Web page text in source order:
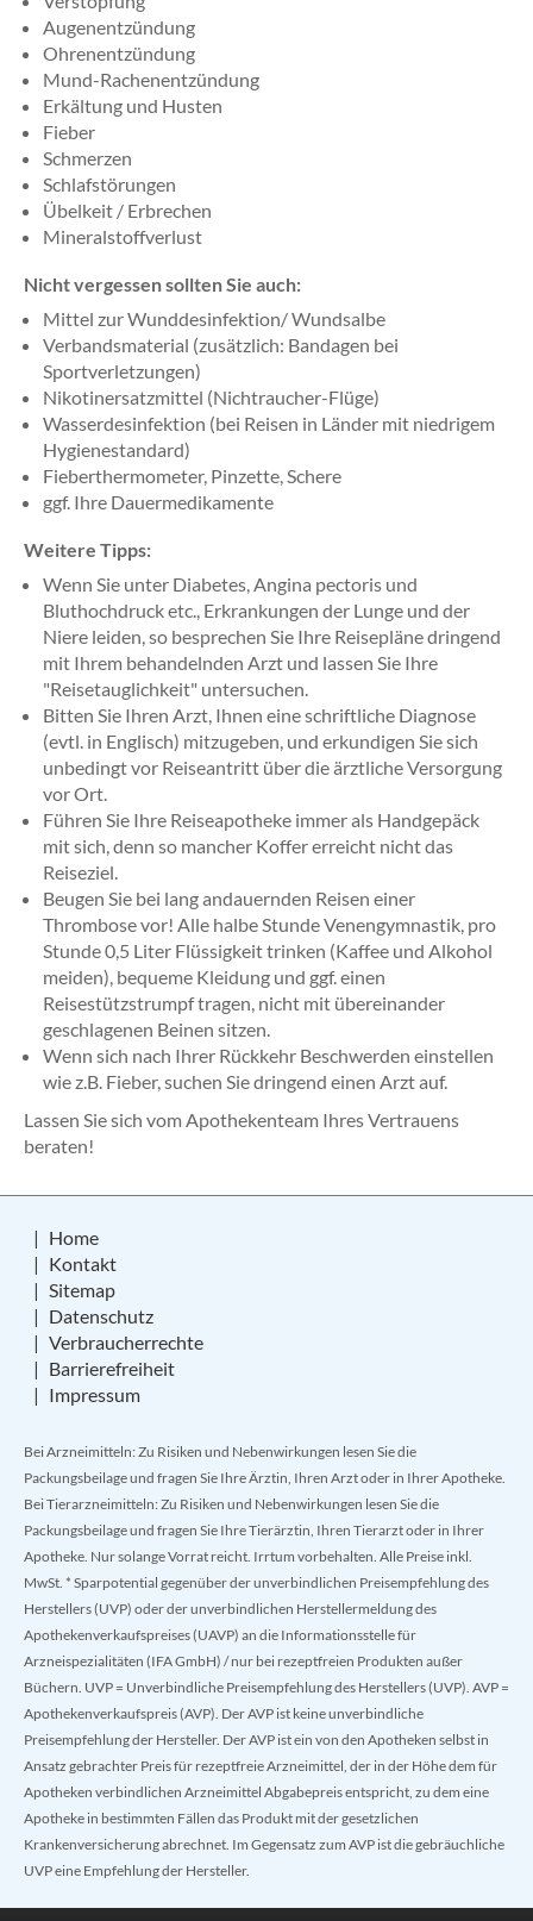
Augenentzündung
Ohrenentzündung
Mund-Rachenentzündung
Erkältung und Husten
Fieber
Schmerzen
Schlafstörungen
Übelkeit / Erbrechen
Mineralstoffverlust
Nicht vergessen sollten Sie auch:
Mittel zur Wunddesinfektion/ Wundsalbe
Verbandsmaterial (zusätzlich: Bandagen bei
Sportverletzungen)
Nikotinersatzmittel (Nichtraucher-Flüge)
Wasserdesinfektion (bei Reisen in Länder mit niedrigem
Hygienestandard)
Fieberthermometer, Pinzette, Schere
ggf. Ihre Dauermedikamente
Weitere Tipps:
Wenn Sie unter Diabetes, Angina pectoris und
Bluthochdruck etc., Erkrankungen der Lunge und der
Niere leiden, so besprechen Sie Ihre Reisepläne dringend
mit Ihrem behandelnden Arzt und lassen Sie Ihre
"Reisetauglichkeit" untersuchen.
Bitten Sie Ihren Arzt, Ihnen eine schriftliche Diagnose
(evtl. in Englisch) mitzugeben, und erkundigen Sie sich
unbedingt vor Reiseantritt über die ärztliche Versorgung
vor Ort.
Führen Sie Ihre Reiseapotheke immer als Handgepäck
mit sich, denn so mancher Koffer erreicht nicht das
Reiseziel.
Beugen Sie bei lang andauernden Reisen einer
Thrombose vor! Alle halbe Stunde Venengymnastik, pro
Stunde 0,5 Liter Flüssigkeit trinken (Kaffee und Alkohol
meiden), bequeme Kleidung und ggf. einen
Reisestützstrumpf tragen, nicht mit übereinander
geschlagenen Beinen sitzen.
Wenn sich nach Ihrer Rückkehr Beschwerden einstellen
wie z.B. Fieber, suchen Sie dringend einen Arzt auf.
Lassen Sie sich vom Apothekenteam Ihres Vertrauens
beraten!
Home
Kontakt
Sitemap
Datenschutz
Verbraucherrechte
Barrierefreiheit
Impressum
Bei Arzneimitteln: Zu Risiken und Nebenwirkungen lesen Sie die
Packungsbeilage und fragen Sie Ihre Ärztin, Ihren Arzt oder in Ihrer Apotheke.
Bei Tierarzneimitteln: Zu Risiken und Nebenwirkungen lesen Sie die
Packungsbeilage und fragen Sie Ihre Tierärztin, Ihren Tierarzt oder in Ihrer
Apotheke. Nur solange Vorrat reicht. Irrtum vorbehalten. Alle Preise inkl.
MwSt. * Sparpotential gegenüber der unverbindlichen Preisempfehlung des
Herstellers (UVP) oder der unverbindlichen Herstellermeldung des
Apothekenverkaufspreises (UAVP) an die Informationsstelle für
Arzneispezialitäten (IFA GmbH) / nur bei rezeptfreien Produkten außer
Büchern. UVP = Unverbindliche Preisempfehlung des Herstellers (UVP). AVP =
Apothekenverkaufspreis (AVP). Der AVP ist keine unverbindliche
Preisempfehlung der Hersteller. Der AVP ist ein von den Apotheken selbst in
Ansatz gebrachter Preis für rezeptfreie Arzneimittel, der in der Höhe dem für
Apotheken verbindlichen Arzneimittel Abgabepreis entspricht, zu dem eine
Apotheke in bestimmten Fällen das Produkt mit der gesetzlichen
Krankenversicherung abrechnet. Im Gegensatz zum AVP ist die gebräuchliche
UVP eine Empfehlung der Hersteller.